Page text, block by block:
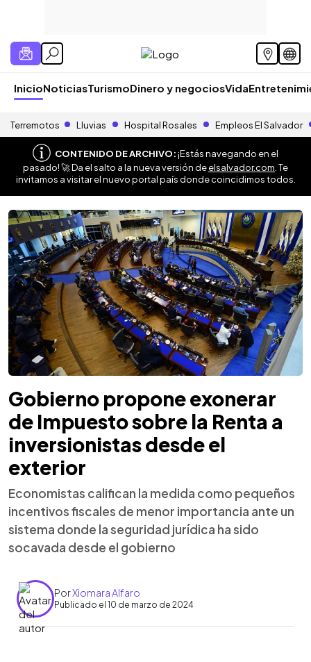
InicioNoticiasTurismoDinero y negociosVida
Terremotos Lluvias Hospital Rosales Empleos El Salvador
CONTENIDO DE ARCHIVO:¡Estás navegando en el
pasado! 🚀 Da el salto a la nueva versión deelsalvador.com . Te
invitamos a visitar el nuevo portal país donde coincidimos todos.
Gobierno propone exonerar
de Impuesto sobre la Renta a
inversionistas desde el
exterior
Economistas califican la medida como pequeños
incentivos fiscales de menor importancia ante un
sistema donde la seguridad jurídica ha sido
socavada desde el gobierno
PorXiomara Alfaro
Publicado el 10 de marzo de 2024